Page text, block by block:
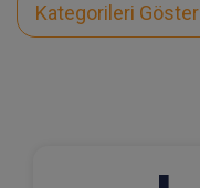
Kategorileri Göster